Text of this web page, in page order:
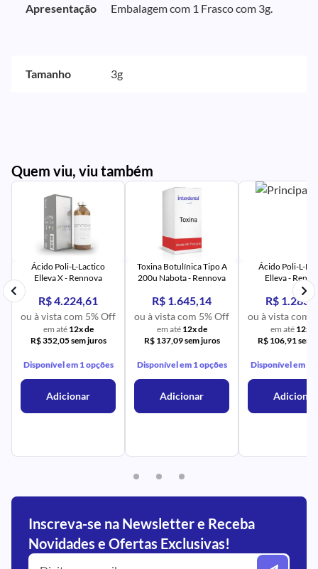
Apresentação Embalagem com 1 Frasco com 3g.
Tamanho 3g
Quem viu, viu também
UR
Ácido Poli-L-Lactico
Elleva X - Rennova
R$ 4.224,61
ou à vista com 5% Off
em até 12x de
R$ 352,05 sem juros
Disponível em 1 opções
Adicionar
Toxina Botulínica Tipo A
200u Nabota - Rennova
R$ 1.645,14
ou à vista com 5% Off
em até 12x de
R$ 137,09 sem juros
Disponível em 1 opções
Adicionar
Ácido Poli-L-
Elleva -
R$
ou à vista com
em até 12x
R$ 106,91 sem
Disponível em 1
Adicionar
Inscreva-se na Newsletter e Receba
Novidades e Ofertas Exclusivas!